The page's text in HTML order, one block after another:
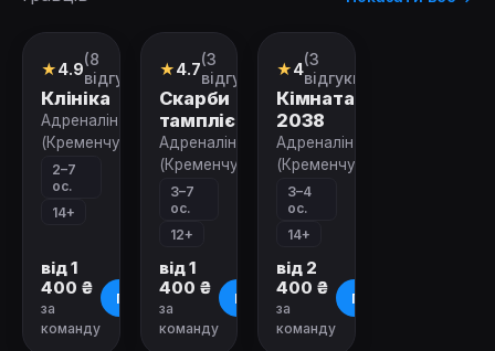
Квест
★4.9(8
відгуків)
Клініка
Адреналін
(Кременчук)
2–7
ос.
14+
від 1
400 ₴
за
команду
Про квест
Квест
★4.7(3
відгуки)
Скарби
тамплієрів
Адреналін
(Кременчук)
3–7
ос.
12+
від 1
400 ₴
за
команду
Про квест
Перформанс
★4(3
відгуки)
Кімната
2038
Адреналін
(Кременчук)
3–4
ос.
14+
від 2
400 ₴
за
команду
Про квест